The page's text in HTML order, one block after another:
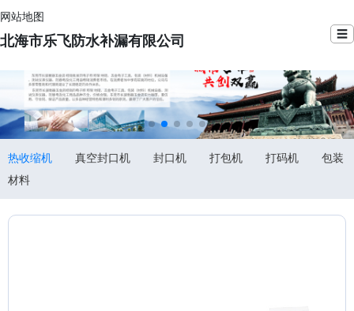
网站地图
北海市乐飞防水补漏有限公司 ☰
热收缩机 真空封口机 封口机 打包机 打码机
包装
材料